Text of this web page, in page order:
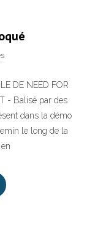
DE NEED FOR
- Balisé par des
dans la démo
le long de la